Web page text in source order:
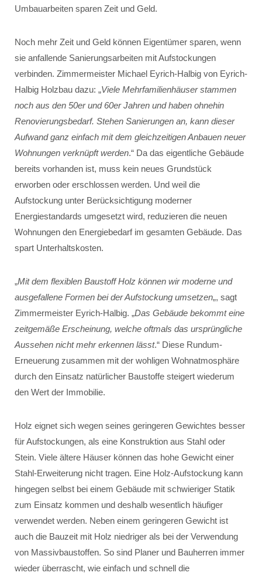
Umbauarbeiten sparen Zeit und Geld.
Noch mehr Zeit und Geld können Eigentümer sparen, wenn
sie anfallende Sanierungsarbeiten mit Aufstockungen
verbinden. Zimmermeister Michael Eyrich-Halbig von Eyrich-
Halbig Holzbau dazu: „Viele Mehrfamilienhäuser stammen
noch aus den 50er und 60er Jahren und haben ohnehin
Renovierungsbedarf. Stehen Sanierungen an, kann dieser
Aufwand ganz einfach mit dem gleichzeitigen Anbauen neuer
Wohnungen verknüpft werden.“ Da das eigentliche Gebäude
bereits vorhanden ist, muss kein neues Grundstück
erworben oder erschlossen werden. Und weil die
Aufstockung unter Berücksichtigung moderner
Energiestandards umgesetzt wird, reduzieren die neuen
Wohnungen den Energiebedarf im gesamten Gebäude. Das
spart Unterhaltskosten.
„Mit dem flexiblen Baustoff Holz können wir moderne und
ausgefallene Formen bei der Aufstockung umsetzen„, sagt
Zimmermeister Eyrich-Halbig. „Das Gebäude bekommt eine
zeitgemäße Erscheinung, welche oftmals das ursprüngliche
Aussehen nicht mehr erkennen lässt.“ Diese Rundum-
Erneuerung zusammen mit der wohligen Wohnatmosphäre
durch den Einsatz natürlicher Baustoffe steigert wiederum
den Wert der Immobilie.
Holz eignet sich wegen seines geringeren Gewichtes besser
für Aufstockungen, als eine Konstruktion aus Stahl oder
Stein. Viele ältere Häuser können das hohe Gewicht einer
Stahl-Erweiterung nicht tragen. Eine Holz-Aufstockung kann
hingegen selbst bei einem Gebäude mit schwieriger Statik
zum Einsatz kommen und deshalb wesentlich häufiger
verwendet werden. Neben einem geringeren Gewicht ist
auch die Bauzeit mit Holz niedriger als bei der Verwendung
von Massivbaustoffen. So sind Planer und Bauherren immer
wieder überrascht, wie einfach und schnell die